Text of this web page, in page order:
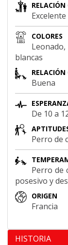
Excelente
COLORES
blancas
RELACIÓN
Buena
De 10 a
Perro de
Perro de
posesivo y
ORIGEN
Francia
HISTORIA